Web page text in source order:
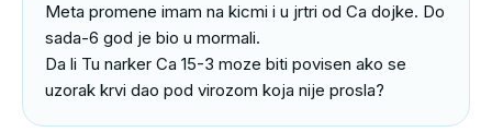
Meta promene imam na kicmi i u jrtri od Ca dojke. Do
sada-6 god je bio u mormali.
Da li Tu narker Ca 15-3 moze biti povisen ako se
uzorak krvi dao pod virozom koja nije prosla?